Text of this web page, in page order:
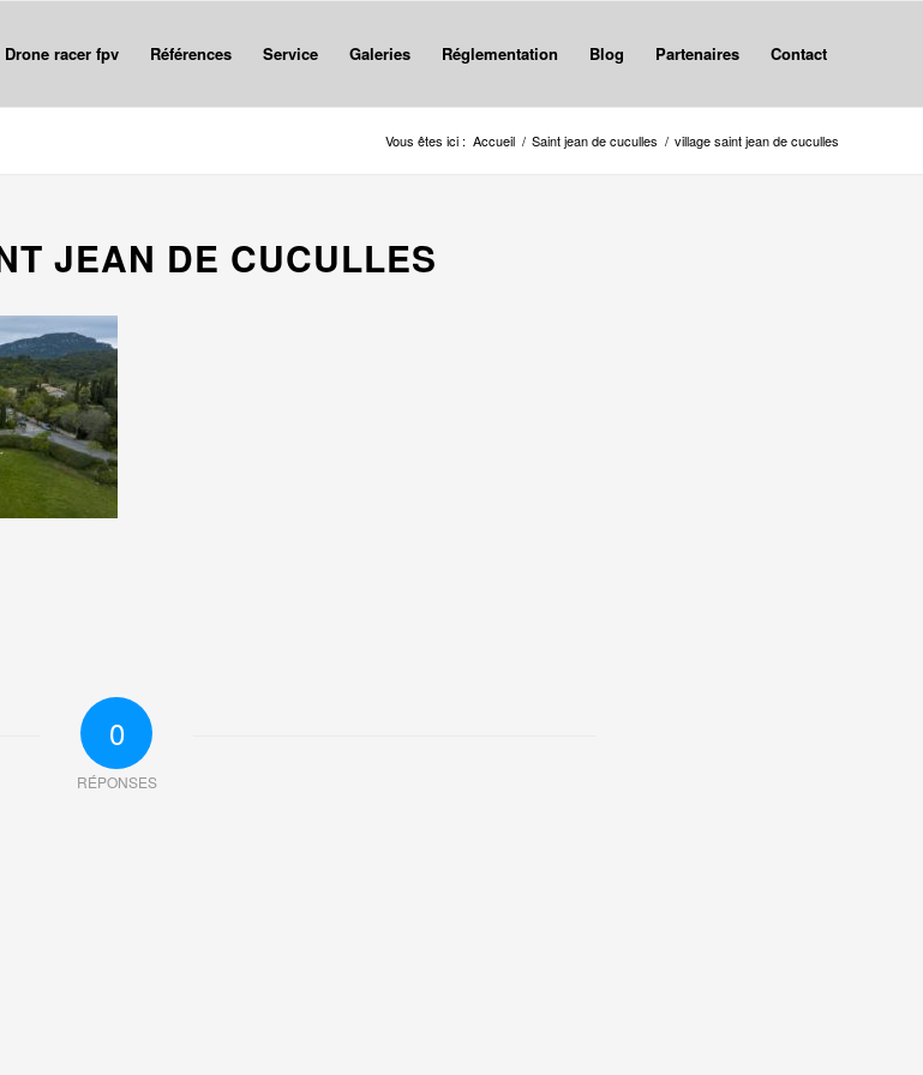
Drone racer fpv Références Service Galeries Réglementation Blog Partenaires Contact
Vous êtes ici : Accueil / Saint jean de cuculles / village saint jean de cuculles
JEAN DE CUCULLES
0
RÉPONSES